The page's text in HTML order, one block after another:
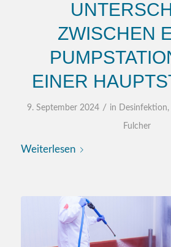
ZWISCHEN
EINER
9. September 2024 / in Desinfektion,
Fulcher
Weiterlesen